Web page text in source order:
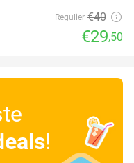
Regulier €40
€29,50
!